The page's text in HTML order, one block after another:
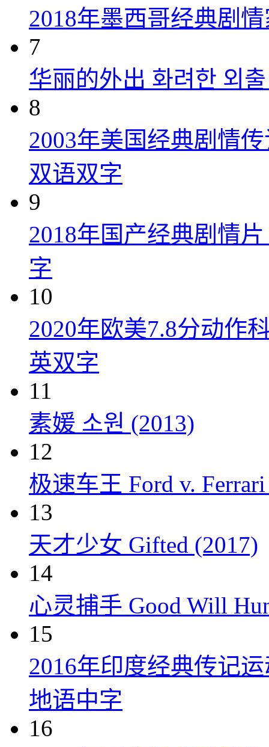
2018年墨西哥经典剧
7
华丽的外出 화려한 외
8
2003年美国经典剧情
双语双字
9
2018年国产经典剧情
字
10
2020年欧美7.8分动作
英双字
11
素媛 소원 (2013)
12
极速车王 Ford v.
13
天才少女 Gifted (2017)
14
心灵捕手 Good Will
15
2016年印度经典传记
地语中字
16